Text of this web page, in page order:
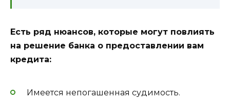
Есть ряд нюансов, которые могут повлиять
на решение банка о предоставлении вам
кредита:
Имеется непогашенная судимость.